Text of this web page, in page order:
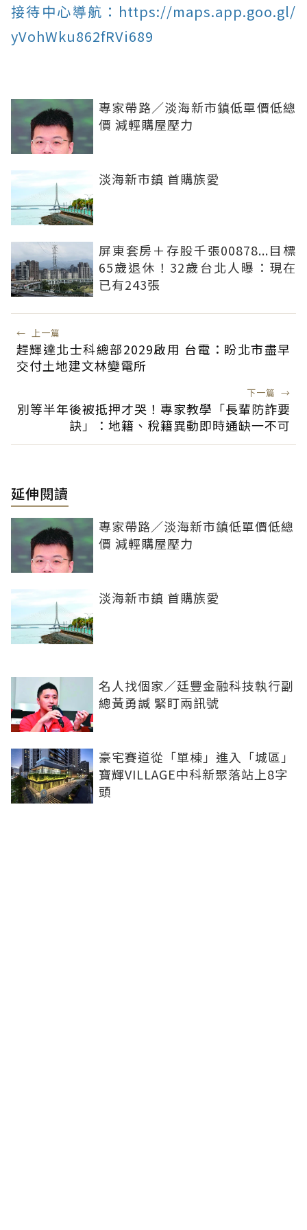
接待中心導航：https://maps.app.goo.gl/
yVohWku862fRVi689
專家帶路／淡海新市鎮低單價低總
價 減輕購屋壓力
淡海新市鎮 首購族愛
屏東套房＋存股千張00878...目標
65歲退休！32歲台北人曝：現在
已有243張
← 上一篇
趕輝達北士科總部2029啟用 台電：盼北市盡早
交付土地建文林變電所
下一篇 →
別等半年後被抵押才哭！專家教學「長輩防詐要
訣」：地籍、稅籍異動即時通缺一不可
延伸閱讀
專家帶路／淡海新市鎮低單價低總
價 減輕購屋壓力
淡海新市鎮 首購族愛
名人找個家／廷豐金融科技執行副
總黃勇諴 緊盯兩訊號
豪宅賽道從「單棟」進入「城區」
寶輝VILLAGE中科新聚落站上8字
頭